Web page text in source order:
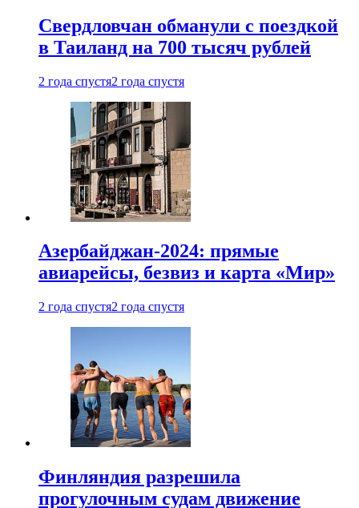
Свердловчан обманули с поездкой
в Таиланд на 700 тысяч рублей
2 года спустя2 года спустя
Азербайджан-2024: прямые
авиарейсы, безвиз и карта «Мир»
2 года спустя2 года спустя
Финляндия разрешила
прогулочным судам движение